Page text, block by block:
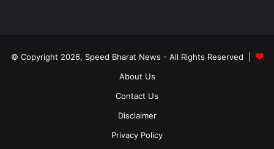
© Copyright 2026, Speed Bharat News - All Rights Reserved |
About Us
Contact Us
Disclaimer
Privacy Policy